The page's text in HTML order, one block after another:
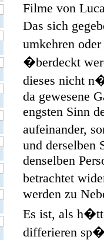
Filme von
Das sich
umkehren
�berdeckt
dieses nicht
da gewesene
engsten Sinn
aufeinander,
und derselben
denselben
betrachtet
werden zu
Es ist, als
differieren